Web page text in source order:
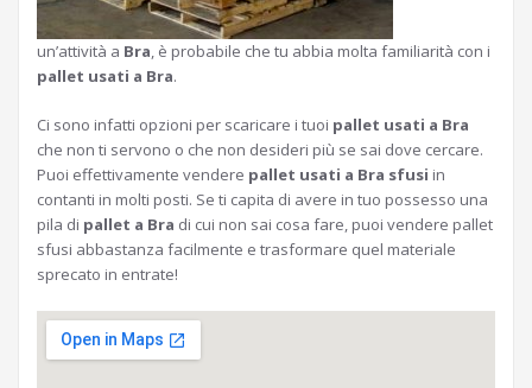
un’attività a Bra, è probabile che tu abbia molta familiarità con i
pallet usati a Bra.
Ci sono infatti opzioni per scaricare i tuoi pallet usati a Bra
che non ti servono o che non desideri più se sai dove cercare.
Puoi effettivamente vendere pallet usati a Bra sfusi in
contanti in molti posti. Se ti capita di avere in tuo possesso una
pila di pallet a Bra di cui non sai cosa fare, puoi vendere pallet
sfusi abbastanza facilmente e trasformare quel materiale
sprecato in entrate!